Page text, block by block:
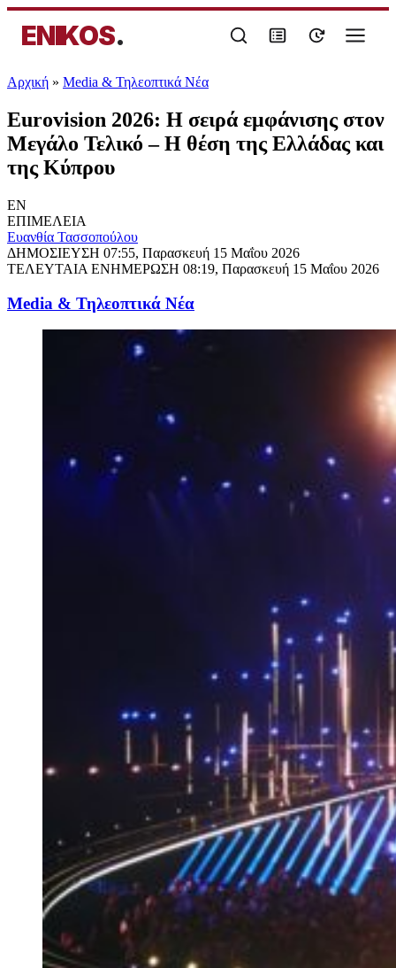
ENIKOS.
Αρχική » Media & Τηλεοπτικά Νέα
Eurovision 2026: Η σειρά εμφάνισης στον
Μεγάλο Τελικό – Η θέση της Ελλάδας και
της Κύπρου
EN
ΕΠΙΜΕΛΕΙΑ
Ευανθία Τασσοπούλου
ΔΗΜΟΣΙΕΥΣΗ 07:55, Παρασκευή 15 Μαΐου 2026
ΤΕΛΕΥΤΑΙΑ ΕΝΗΜΕΡΩΣΗ 08:19, Παρασκευή 15 Μαΐου 2026
Media & Τηλεοπτικά Νέα